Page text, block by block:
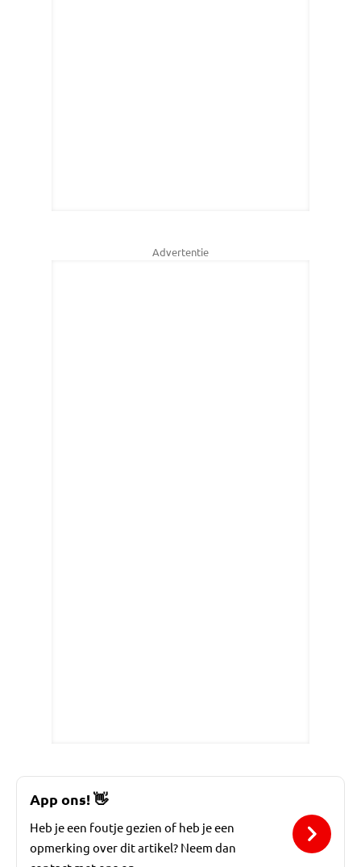
Advertentie
App ons!👋
Heb je een foutje gezien of heb je een
opmerking over dit artikel? Neem dan